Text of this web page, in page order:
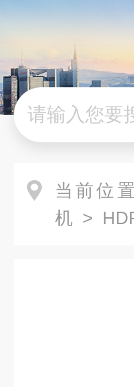
当前位置
机 >